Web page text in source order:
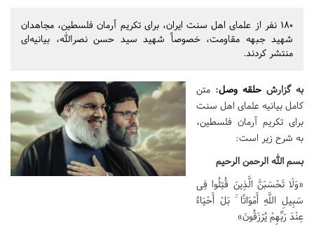
۱۸۰ نفر از علمای اهل سنت ایران، برای تکریم آرمان فلسطین، مجاهدان
شهید جبهه مقاومت، خصوصاً شهید سید حسن نصرالله، بیانیه‌ای
منتشر کردند.
به گزارش حلقه وصل: متن
کامل بیانیه علمای اهل سنت
برای تکریم آرمان فلسطین،
به شرح زیر است:
بسم الله الرحمن الرحیم
«وَلَا تَحْسَبَنَّ الَّذِینَ قُتِلُوا فِی
سَبِیلِ اللَّهِ أَمْوَاتًا ۚ بَلْ أَحْیَاءٌ
عِنْدَ رَبِّهِمْ یُرْزَقُونَ»